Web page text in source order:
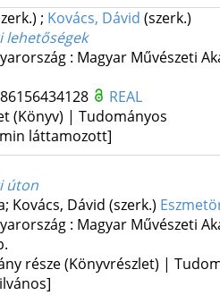
; Kovács, Dávid (szerk.)
lehetőségek
: Magyar Művészeti
REAL
(Könyv) | Tudományos
láttamozott]
úton
Kovács, Dávid (szerk.)
: Magyar Művészeti
része (Könyvrészlet) |